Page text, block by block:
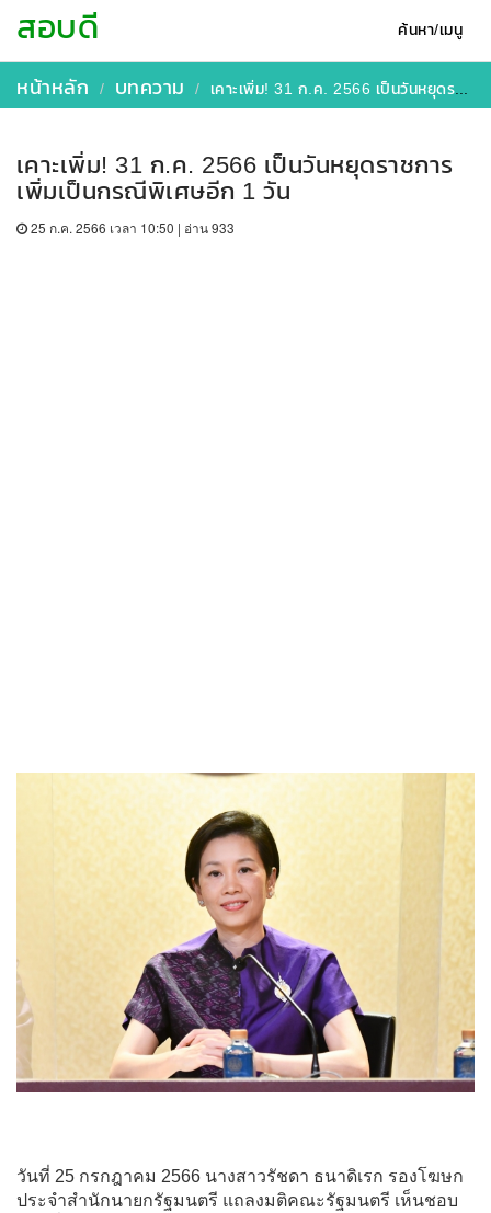
ค้นหา/เมนู
สอบดี
หน้าหลัก บทความ ​เคาะเพิ่ม! 31 ก.ค. 2566 เป็นวันหยุดราชการเพิ่มเป็นกรณีพิเศษอีก 1 วัน
​เคาะเพิ่ม! 31 ก.ค. 2566 เป็นวันหยุดราชการ
เพิ่มเป็นกรณีพิเศษอีก 1 วัน
25 ก.ค. 2566 เวลา 10:50 | อ่าน 933
วันที่ 25 กรกฎาคม 2566 นางสาวรัชดา ธนาดิเรก รองโฆษก
ประจำสำนักนายกรัฐมนตรี แถลงมติคณะรัฐมนตรี เห็นชอบ